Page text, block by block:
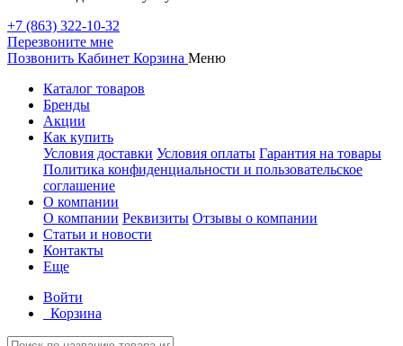
+7 (863) 322-10-32
Перезвоните мне
Позвонить Кабинет Корзина Меню
Каталог товаров
Бренды
Акции
Как купить
Условия доставки Условия оплаты Гарантия на товары
Политика конфиденциальности и пользовательское
соглашение
О компании
О компании Реквизиты Отзывы о компании
Статьи и новости
Контакты
Еще
Войти
Корзина